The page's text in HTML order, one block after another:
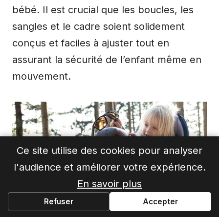
bébé. Il est crucial que les boucles, les
sangles et le cadre soient solidement
conçus et faciles à ajuster tout en
assurant la sécurité de l’enfant même en
mouvement.
Ce site utilise des cookies pour analyser
l'audience et améliorer votre expérience.
En savoir plus
Refuser Accepter